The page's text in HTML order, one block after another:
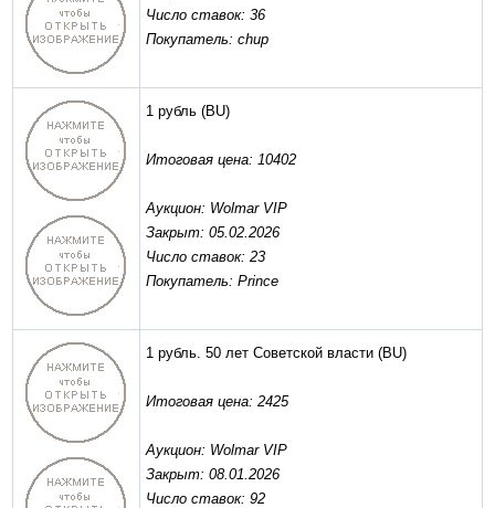
Число ставок: 36
Покупатель: chup
1 рубль (BU)
Итоговая цена: 10402
Аукцион: Wolmar VIP
Закрыт: 05.02.2026
Число ставок: 23
Покупатель: Prince
1 рубль. 50 лет Советской власти (BU)
Итоговая цена: 2425
Аукцион: Wolmar VIP
Закрыт: 08.01.2026
Число ставок: 92